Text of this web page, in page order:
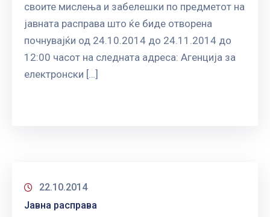
своите мислења и забелешки по предметот на
јавната расправа што ќе биде отворена
почнувајќи од 24.10.2014 до 24.11.2014 до
12:00 часот на следната адреса: Агенција за
електронски […]
22.10.2014
Јавна расправа